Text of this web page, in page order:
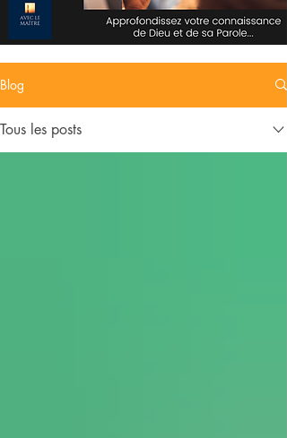
Blog
Tous les posts